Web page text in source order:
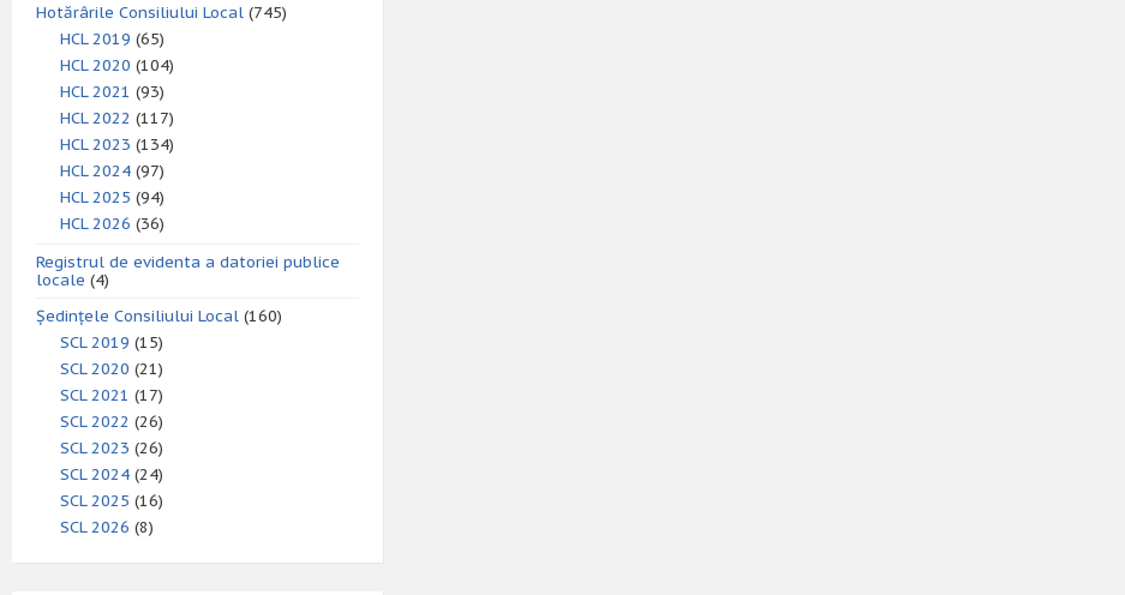
Hotărârile Consiliului Local (745)
HCL 2019 (65)
HCL 2020 (104)
HCL 2021 (93)
HCL 2022 (117)
HCL 2023 (134)
HCL 2024 (97)
HCL 2025 (94)
HCL 2026 (36)
Registrul de evidenta a datoriei publice
locale (4)
Ședințele Consiliului Local (160)
SCL 2019 (15)
SCL 2020 (21)
SCL 2021 (17)
SCL 2022 (26)
SCL 2023 (26)
SCL 2024 (24)
SCL 2025 (16)
SCL 2026 (8)